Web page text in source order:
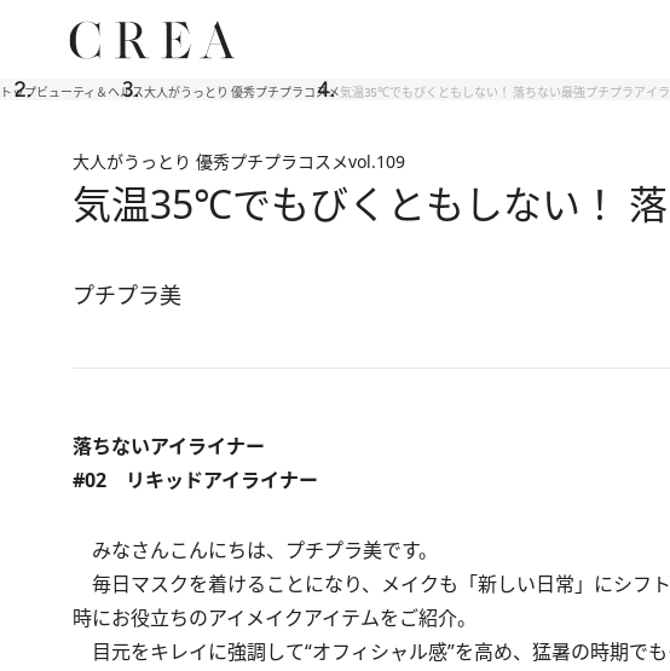
トップビューティ＆ヘルス大人がうっとり 優秀プチプラコスメ気温35℃でもびくともしない！ 落ちない最強プチプラアイ
大人がうっとり 優秀プチプラコスメvol.109
気温35℃でもびくともしない！
プチプラ美
落ちないアイライナー
#02 リキッドアイライナー
みなさんこんにちは、プチプラ美です。
毎日マスクを着けることになり、メイクも「新しい日常」にシフ
時にお役立ちのアイメイクアイテムをご紹介。
目元をキレイに強調して“オフィシャル感”を高め、猛暑の時期で